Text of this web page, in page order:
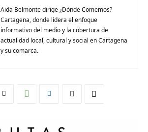
Aida Belmonte dirige ¿Dónde Comemos?
Cartagena, donde lidera el enfoque
informativo del medio y la cobertura de
actualidad local, cultural y social en Cartagena
y su comarca.